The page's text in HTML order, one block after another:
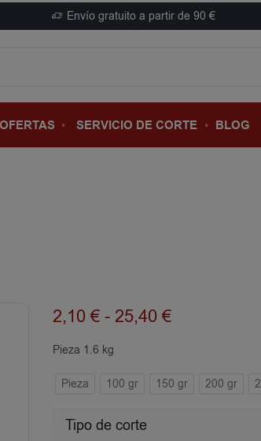
Envío gratuito a partir de 90 €
OFERTAS SERVICIO DE CORTE BLOG
2,10€ - 25,40€
Pieza 1.6 kg
Pieza 100 gr 150 gr 200 gr
Tipo de corte